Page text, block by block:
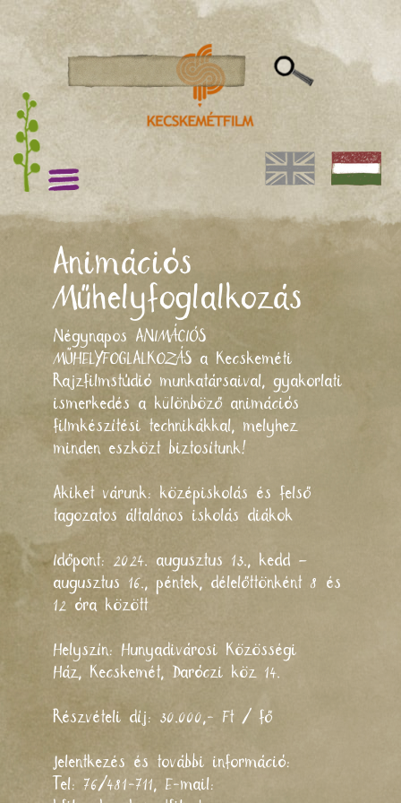
Animációs
Műhelyfoglalkozás
Négynapos ANIMÁCIÓS
MŰHELYFOGLALKOZÁS a Kecskeméti
Rajzfilmstúdió munkatársaival, gyakorlati
ismerkedés a különböző animációs
filmkészítési technikákkal, melyhez
minden eszközt biztosítunk!
Akiket várunk: középiskolás és felső
tagozatos általános iskolás diákok
Időpont: 2024. augusztus 13., kedd –
augusztus 16., péntek, délelőttönként 8 és
12 óra között
Helyszín: Hunyadivárosi Közösségi
Ház, Kecskemét, Daróczi köz 14.
Részvételi díj: 30.000,- Ft / fő
Jelentkezés és további információ:
Tel: 76/481-711, E-mail: